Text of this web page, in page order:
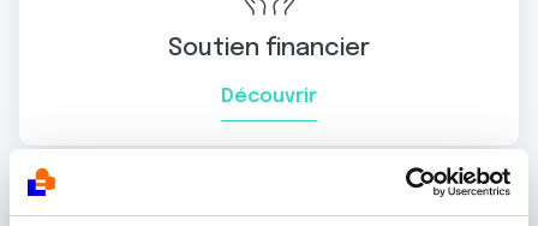
Soutien financier
Découvrir